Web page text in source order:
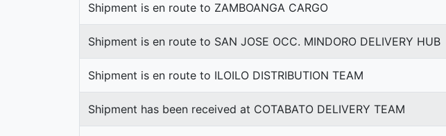
Shipment is en route to ZAMBOANGA CARGO
Shipment is en route to SAN JOSE OCC. MINDORO DELIVERY HUB
Shipment is en route to ILOILO DISTRIBUTION TEAM
Shipment has been received at COTABATO DELIVERY TEAM